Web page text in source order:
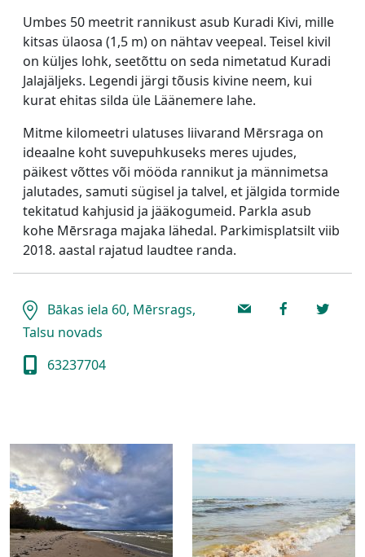
Umbes 50 meetrit rannikust asub Kuradi Kivi, mille
kitsas ülaosa (1,5 m) on nähtav veepeal. Teisel kivil
on küljes lohk, seetõttu on seda nimetatud Kuradi
Jalajäljeks. Legendi järgi tõusis kivine neem, kui
kurat ehitas silda üle Läänemere lahe.
Mitme kilomeetri ulatuses liivarand Mērsraga on
ideaalne koht suvepuhkuseks meres ujudes,
päikest võttes või mööda rannikut ja männimetsa
jalutades, samuti sügisel ja talvel, et jälgida tormide
tekitatud kahjusid ja jääkogumeid. Parkla asub
kohe Mērsraga majaka lähedal. Parkimisplatsilt viib
2018. aastal rajatud laudtee randa.
Bākas iela 60, Mērsrags,
Talsu novads
63237704